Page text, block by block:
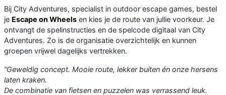
Bij City Adventures, specialist in outdoor escape games, bestel
je Escape on Wheels en kies je de route van jullie voorkeur. Je
ontvangt de spelinstructies en de spelcode digitaal van City
Adventures. Zo is de organisatie overzichtelijk en kunnen
groepen vrijwel dagelijks vertrekken.
“Geweldig concept. Mooie route, lekker buiten én onze hersens
laten kraken.
De combinatie van fietsen en puzzelen was verrassend leuk.